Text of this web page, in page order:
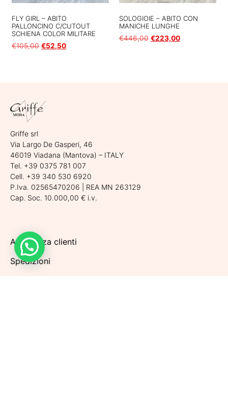
FLY GIRL – ABITO
PALLONCINO C/CUTOUT
SCHIENA COLOR MILITARE
€105,00 €52,50
SOLOGIOIE – ABITO CON
MANICHE LUNGHE
€446,00 €223,00
Griffe srl
Via Largo De Gasperi, 46
46019 Viadana (Mantova) – ITALY
Tel. +39 0375 781 007
Cell. +39 340 530 6920
P.Iva. 02565470206 | REA MN 263129
Cap. Soc. 10.000,00 € i.v.
Assistenza clienti
Spedizioni